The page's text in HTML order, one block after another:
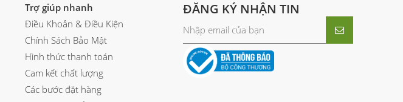
Trợ giúp nhanh
Điều Khoản & Điều Kiện
Chính Sách Bảo Mật
Hình thức thanh toán
Cam kết chất lượng
Các bước đặt hàng
ĐĂNG KÝ NHẬN TIN